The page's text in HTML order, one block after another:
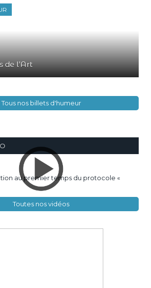
de l’Art
Tous nos billets d'humeur
au premier temps du protocole «
Toutes nos vidéos